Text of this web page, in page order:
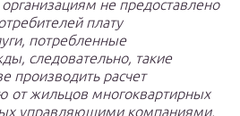
не предоставлено
плату
потребленные
следовательно, такие
производить расчет
от жильцов многоквартирных
управляющими компаниями,